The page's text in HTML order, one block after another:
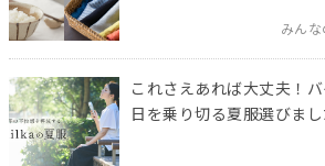
みんな
これさえあれば大丈夫！
日を乗り切る夏服選びまし